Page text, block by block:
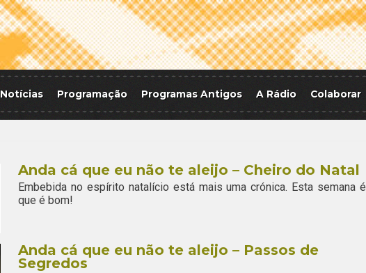
Notícias Programação Programas Antigos A Rádio Colaborar
Anda cá que eu não te aleijo – Cheiro do Natal
Embebida no espírito natalício está mais uma crónica. Esta semana é
que é bom!
Anda cá que eu não te aleijo – Passos de
Segredos